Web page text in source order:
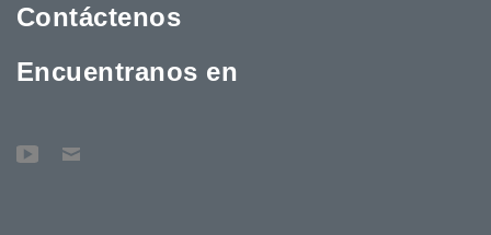
Contáctenos
Encuentranos en